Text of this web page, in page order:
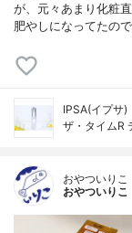
が、元々あまり化粧
肥やしになってたの
IPSA(イプサ)
ザ・タイムR
おやついりこ
おやついりこ